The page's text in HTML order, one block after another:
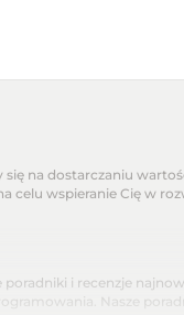
na dostarczaniu
celu wspieranie Cię w
i recenzje
Nasze